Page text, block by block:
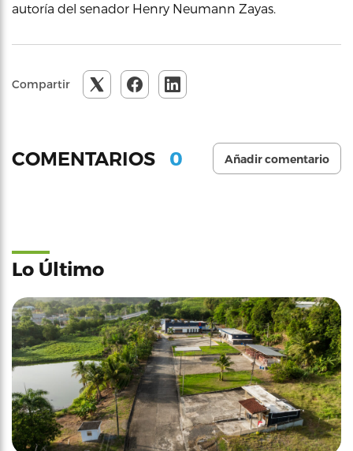
autoría del senador Henry Neumann Zayas.
Compartir
COMENTARIOS 0 Añadir comentario
Lo Último